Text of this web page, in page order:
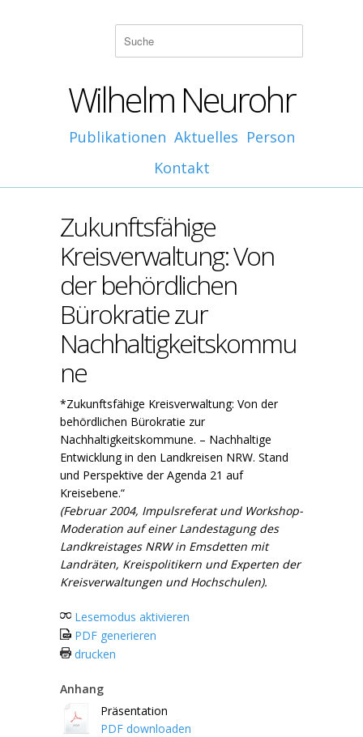
Wilhelm Neurohr
Publikationen Aktuelles Person
Kontakt
Zukunftsfähige
Kreisverwaltung: Von
der behördlichen
Bürokratie zur
Nachhaltigkeitskommu
ne
*Zukunftsfähige Kreisverwaltung: Von der
behördlichen Bürokratie zur
Nachhaltigkeitskommune. – Nachhaltige
Entwicklung in den Landkreisen NRW. Stand
und Perspektive der Agenda 21 auf
Kreisebene.“
(Februar 2004, Impulsreferat und Workshop-
Moderation auf einer Landestagung des
Landkreistages NRW in Emsdetten mit
Landräten, Kreispolitikern und Experten der
Kreisverwaltungen und Hochschulen).
Lesemodus aktivieren
PDF generieren
drucken
Anhang
Präsentation
PDF downloaden